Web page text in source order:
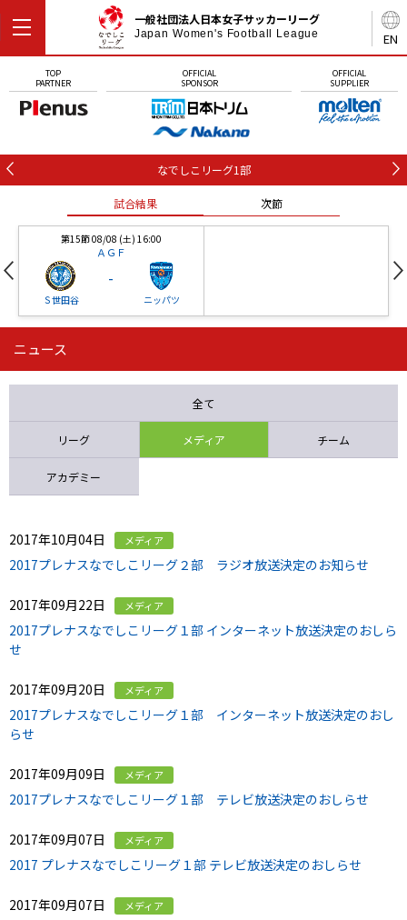
EN
一般社団法人日本女子サッカーリーグ
Japan Women's Football League
TOP
PARTNER
OFFICIAL
SPONSOR
OFFICIAL
SUPPLIER
なでしこリーグ1部
試合結果 次節
第15節 08/08 (土) 16:00
ＡＧＦ
Ｓ世田谷
-
ニッパツ
第16節 09/05 (土) 15:00
ニッパツ 石人の星
ニュース
全て
リーグ メディア チーム
アカデミー
2017年10月04日 メディア
2017プレナスなでしこリーグ２部 ラジオ放送決定のお知らせ
2017年09月22日 メディア
2017プレナスなでしこリーグ１部 インターネット放送決定のおしら
せ
2017年09月20日 メディア
2017プレナスなでしこリーグ１部 インターネット放送決定のおし
らせ
2017年09月09日 メディア
2017プレナスなでしこリーグ１部 テレビ放送決定のおしらせ
2017年09月07日 メディア
2017 プレナスなでしこリーグ１部 テレビ放送決定のおしらせ
2017年09月07日 メディア